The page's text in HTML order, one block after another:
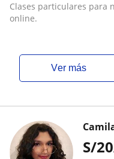
Clases particulares para
online.
ver más
S/20